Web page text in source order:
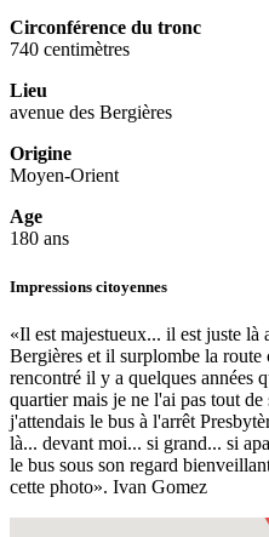
Circonférence du tronc
740 centimètres
Lieu
avenue des Bergières
Origine
Moyen-Orient
Age
180 ans
Impressions citoyennes
«Il est majestueux... il est juste là
Bergières et il surplombe la route
rencontré il y a quelques années
quartier mais je ne l'ai pas tout
j'attendais le bus à l'arrêt
là... devant moi... si grand... si
le bus sous son regard
cette photo». Ivan Gomez